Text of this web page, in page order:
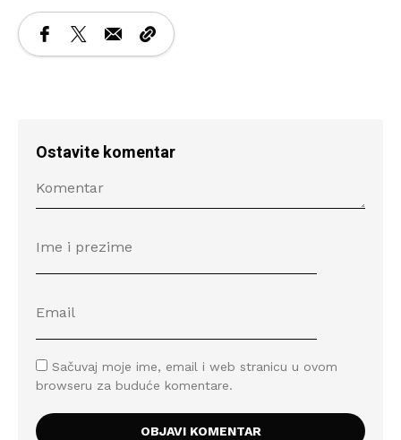
Ostavite komentar
Sačuvaj moje ime, email i web stranicu u ovom
browseru za buduće komentare.